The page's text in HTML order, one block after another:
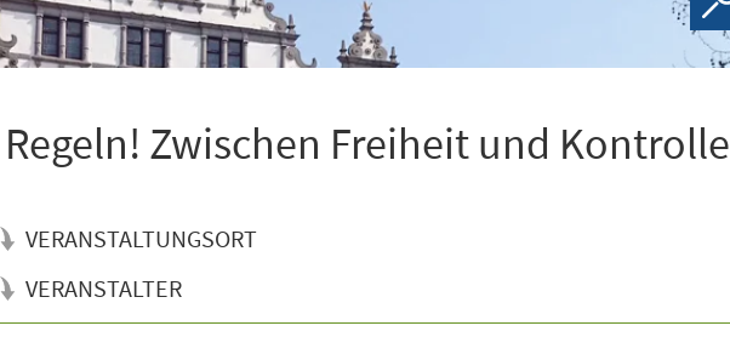
Zwischen Freiheit und Kontrolle
VERANSTALTUNGSORT
VERANSTALTER